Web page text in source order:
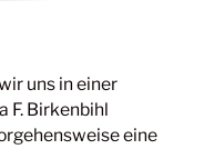
uns in einer
F. Birkenbihl
eine